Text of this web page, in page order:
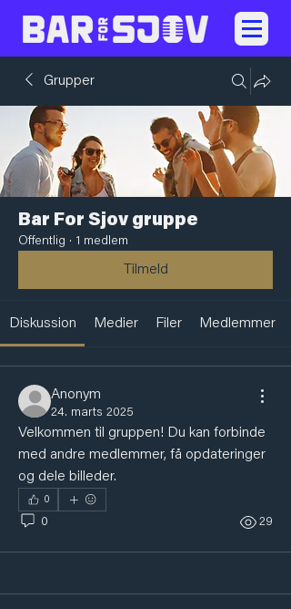
Grupper
Bar For Sjov gruppe
Offentlig · 1 medlem
Tilmeld
Diskussion Medier Filer Medlemmer
Anonym
24. marts 2025
Velkommen til gruppen! Du kan forbinde
med andre medlemmer, få opdateringer
og dele billeder.
0
0 29